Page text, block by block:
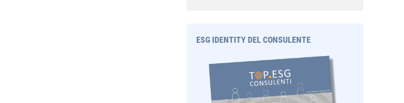
ESG IDENTITY DEL CONSULENTE